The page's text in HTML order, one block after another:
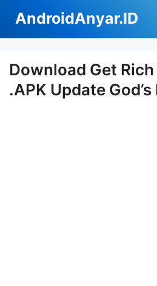
isi
AndroidAnyar.ID
Download Get
.APK Update